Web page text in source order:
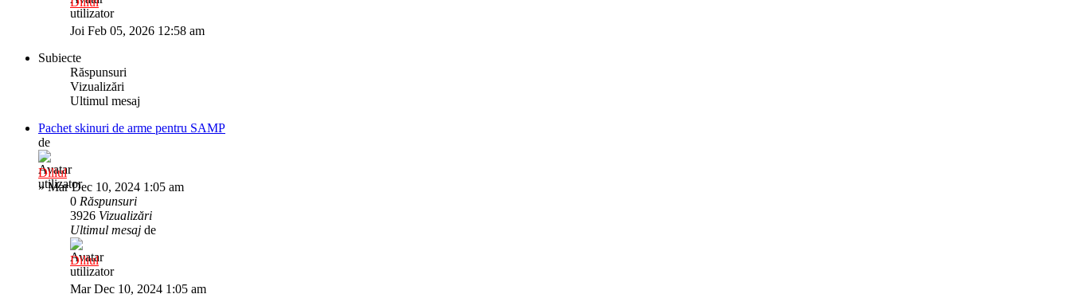
Joi Feb 05, 2026 12:58 am
Subiecte
Răspunsuri
Vizualizări
Ultimul mesaj
Pachet skinuri de arme pentru SAMP
de
Diliul
»Mar Dec 10, 2024 1:05 am
0 Răspunsuri
3926 Vizualizări
Ultimul mesaj de
Diliul
Mar Dec 10, 2024 1:05 am